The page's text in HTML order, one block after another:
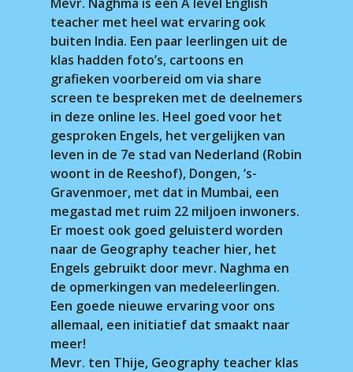
teacher met heel wat ervaring ook
buiten India. Een paar leerlingen uit de
klas hadden foto’s, cartoons en
grafieken voorbereid om via share
screen te bespreken met de deelnemers
in deze online les. Heel goed voor het
gesproken Engels, het vergelijken van
leven in de 7e stad van Nederland (Robin
woont in de Reeshof), Dongen, ‘s-
Gravenmoer, met dat in Mumbai, een
megastad met ruim 22 miljoen inwoners.
Er moest ook goed geluisterd worden
naar de Geography teacher hier, het
Engels gebruikt door mevr. Naghma en
de opmerkingen van medeleerlingen.
Een goede nieuwe ervaring voor ons
allemaal, een initiatief dat smaakt naar
meer!
Mevr. ten Thije, Geography teacher klas